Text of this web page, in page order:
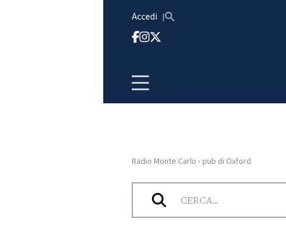
Accedi
HOME
RADIO
Radio Monte Carlo › pub di Oxford
Tag:pub di Oxford